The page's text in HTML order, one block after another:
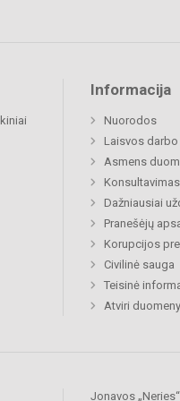
Informacija
Nuorodos
Laisvos
Asmens
Dažniausiai
Pranešėjų
Korupcijos
Civilinė sauga
Teisinė
Atviri
Jonavos